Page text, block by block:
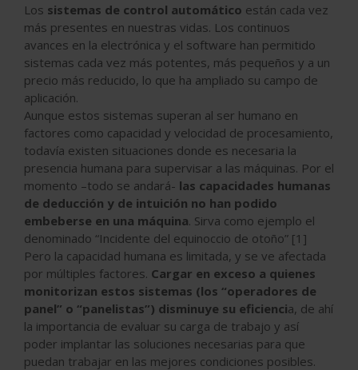
Los sistemas de control automático están cada vez
más presentes en nuestras vidas. Los continuos
avances en la electrónica y el software han permitido
sistemas cada vez más potentes, más pequeños y a un
precio más reducido, lo que ha ampliado su campo de
aplicación.
Aunque estos sistemas superan al ser humano en
factores como capacidad y velocidad de procesamiento,
todavía existen situaciones donde es necesaria la
presencia humana para supervisar a las máquinas. Por el
momento –todo se andará- las capacidades humanas
de deducción y de intuición no han podido
embeberse en una máquina. Sirva como ejemplo el
denominado “Incidente del equinoccio de otoño” [1]
Pero la capacidad humana es limitada, y se ve afectada
por múltiples factores. Cargar en exceso a quienes
monitorizan estos sistemas (los “operadores de
panel” o “panelistas”) disminuye su eficiencia, de ahí
la importancia de evaluar su carga de trabajo y así
poder implantar las soluciones necesarias para que
puedan trabajar en las mejores condiciones posibles.